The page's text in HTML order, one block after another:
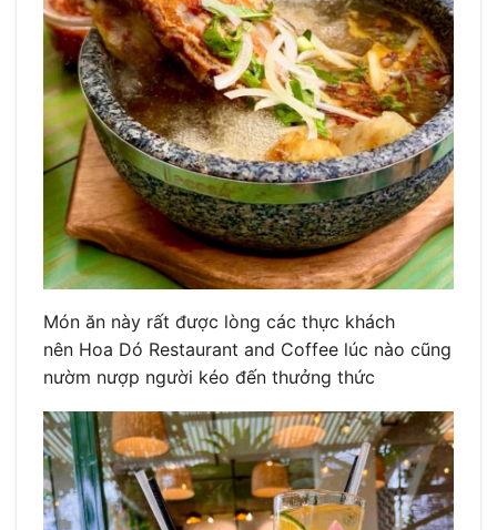
Món ăn này rất được lòng các thực khách
nên Hoa Dó Restaurant and Coffee lúc nào cũng
nườm nượp người kéo đến thưởng thức